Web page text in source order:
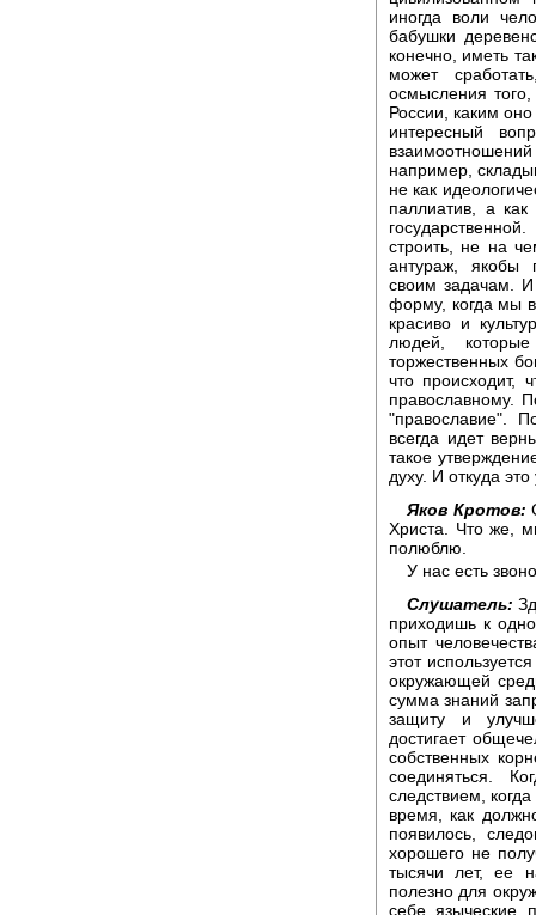
иногда воли
бабушки
конечно, иметь
может
осмысления
России, каким
интересный
например,
не как
паллиатив, а
строить, не на
антураж, якобы
своим задачам. И
форму, когда мы
красиво и
людей,
торжественных
что происходит,
православному.
"православие".
всегда идет
такое
духу. И откуда это
Яков Кротов:
Христа. Что же,
полюблю.
У нас есть
Слушатель:
приходишь к
опыт
этот
окружающей
сумма знаний
защиту и
достигает
собственных
соединяться.
следствием, когда
время, как
появилось,
хорошего не
тысячи лет, ее
полезно для
себе языческие